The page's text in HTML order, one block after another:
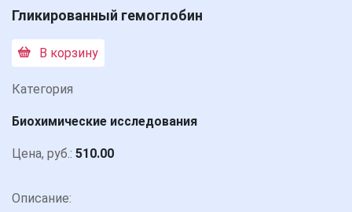
Гликированный гемоглобин
В корзину
Категория
Биохимические исследования
Цена, руб.: 510.00
Описание: